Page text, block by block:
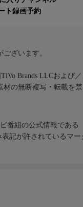
ト録画予約
ざいます。
Brands LLCおよび
の無断複写・転載を禁
番組の公式情報である
記が許されているマー